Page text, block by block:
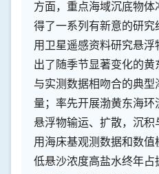
方面，重点海域沉底物
得了一系列有新意的研
用卫星遥感资料研究悬
出了随季节显著变化的
与实测数据相吻合的典
量；率先开展渤黄东海
悬浮物输运、扩散，沉积
用海床基观测数据和数
低悬沙浓度高盐水终年